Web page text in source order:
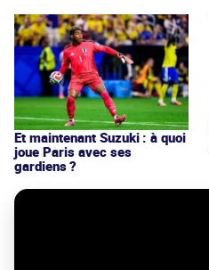
Et maintenant Suzuki : à quoi
joue Paris avec ses
gardiens ?